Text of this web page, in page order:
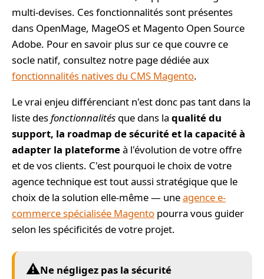
multi-devises. Ces fonctionnalités sont présentes
dans OpenMage, MageOS et Magento Open Source
Adobe. Pour en savoir plus sur ce que couvre ce
socle natif, consultez notre page dédiée aux
fonctionnalités natives du CMS Magento.
Le vrai enjeu différenciant n'est donc pas tant dans la
liste desfonctionnalités que dans la qualité du
support, la roadmap de sécurité et la capacité à
adapter la plateformeà l'évolution de votre offre
et de vos clients. C'est pourquoi le choix de votre
agence technique est tout aussi stratégique que le
choix de la solution elle-même — uneagence e-
commerce spécialisée Magento pourra vous guider
selon les spécificités de votre projet.
⚠️Ne négligez pas la sécurité